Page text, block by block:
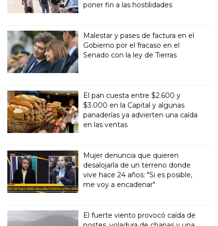
poner fin a las hostilidades
Malestar y pases de factura en el
Gobierno por el fracaso en el
Senado con la ley de Tierras
El pan cuesta entre $2.600 y
$3.000 en la Capital y algunas
panaderías ya advierten una caída
en las ventas
Mujer denuncia que quieren
desalojarla de un terreno donde
vive hace 24 años: "Si es posible,
me voy a encadenar"
El fuerte viento provocó caída de